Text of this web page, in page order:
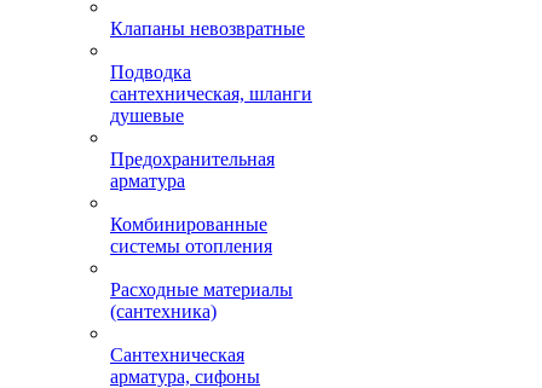
Клапаны невозвратные
Подводка
сантехническая, шланги
душевые
Предохранительная
арматура
Комбинированные
системы отопления
Расходные материалы
(сантехника)
Сантехническая
арматура, сифоны